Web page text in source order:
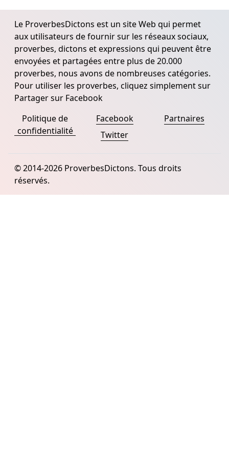
Le ProverbesDictons est un site Web qui permet
aux utilisateurs de fournir sur les réseaux sociaux,
proverbes, dictons et expressions qui peuvent être
envoyées et partagées entre plus de 20.000
proverbes, nous avons de nombreuses catégories.
Pour utiliser les proverbes, cliquez simplement sur
Partager sur Facebook
Politique de
confidentialité
Facebook
Twitter
Partnaires
© 2014-2026 ProverbesDictons. Tous droits
réservés.